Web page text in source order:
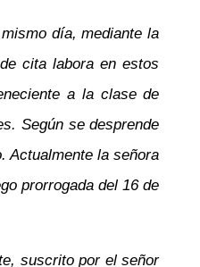
día, mediante la
cita labora en estos
a la clase de
Según se desprende
Actualmente la señora
prorrogada del 16 de
suscrito por el señor